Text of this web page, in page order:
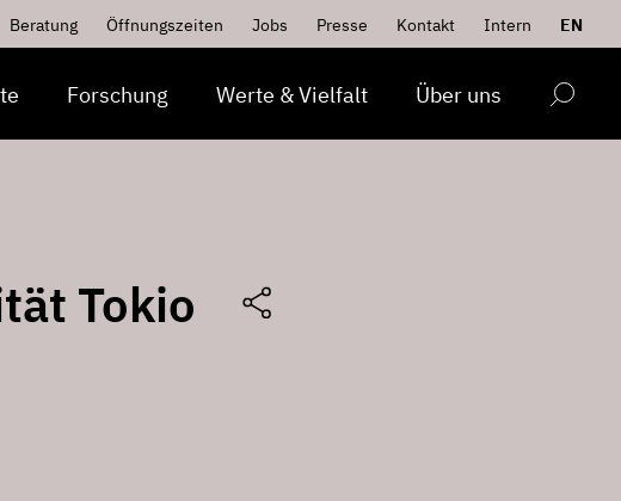
Beratung Öffnungszeiten Jobs Presse Kontakt Intern EN
Forschung Werte & Vielfalt Über uns
Tokio